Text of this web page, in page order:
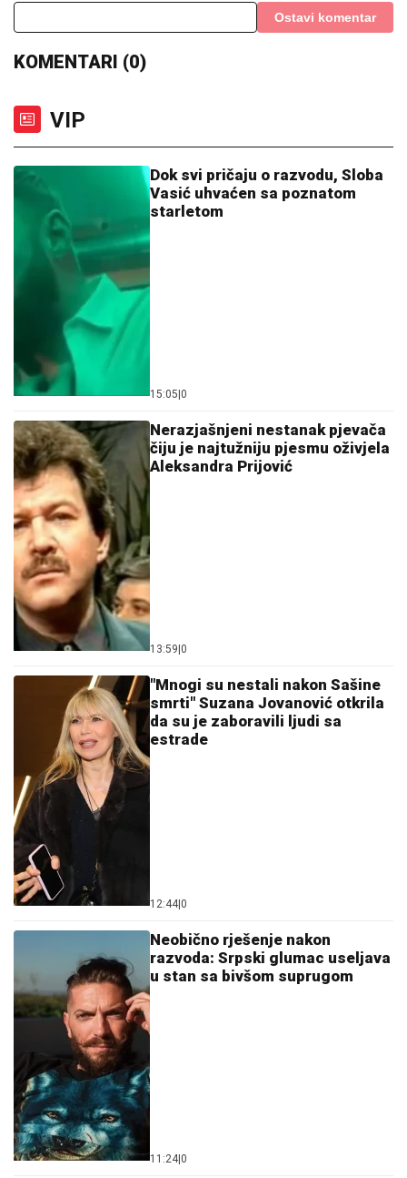
Ostavi komentar
KOMENTARI (0)
VIP
Dok svi pričaju o razvodu, Sloba
Vasić uhvaćen sa poznatom
starletom
15:05 0
Nerazjašnjeni nestanak pjevača
čiju je najtužniju pjesmu oživjela
Aleksandra Prijović
13:59 0
"Mnogi su nestali nakon Sašine
smrti" Suzana Jovanović otkrila
da su je zaboravili ljudi sa
estrade
12:44 0
Neobično rješenje nakon
razvoda: Srpski glumac useljava
u stan sa bivšom suprugom
11:24 0